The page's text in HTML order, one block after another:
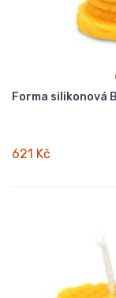
Forma silikonová
621 Kč